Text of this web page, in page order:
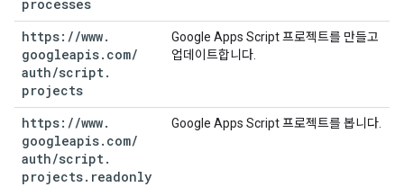
processes
https: //www.
googleapis. com/
auth/script.
projects
Google Apps Script 프로젝트를 만들고
업데이트합니다.
https: //www.
googleapis. com/
auth/script.
projects. readonly
Google Apps Script 프로젝트를 봅니다.